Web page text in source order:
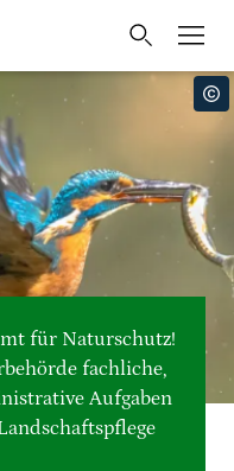
für Naturschutz!
fachliche,
Aufgaben